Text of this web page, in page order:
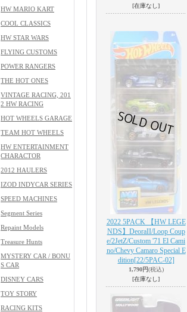
HW MARIO KART
COOL CLASSICS
HW STAR WARS
FLYING CUSTOMS
POWER RANGERS
THE HOT ONES
VINTAGE RACING, 201
2 HW RACING
HOT WHEELS GARAGE
TEAM HOT WHEELS
HW ENTERTAINMENT
CHARACTOR
2012 HAULERS
IZOD INDYCAR SERIES
SPEED MACHINES
Segment Series
Repaint Models
Treasure Hunts
MYSTERY CAR / BONU
S CAR
DISNEY CARS
TOY STORY
RACING KITS
[在庫なし]
2022 5PACK 【HW LEGE
NDS】DeoraII/Loop Coup
e/2JetZ/Custom '71 El Cami
no/Chevy Camaro Special E
dition[22/5PAC-02]
1,790円(税込)
[在庫なし]